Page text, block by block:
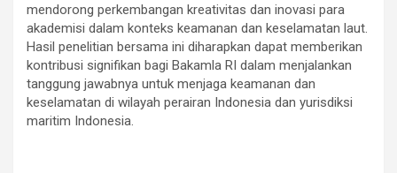
mendorong perkembangan kreativitas dan inovasi para
akademisi dalam konteks keamanan dan keselamatan laut.
Hasil penelitian bersama ini diharapkan dapat memberikan
kontribusi signifikan bagi Bakamla RI dalam menjalankan
tanggung jawabnya untuk menjaga keamanan dan
keselamatan di wilayah perairan Indonesia dan yurisdiksi
maritim Indonesia.